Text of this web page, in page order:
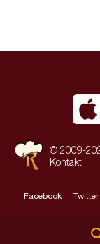
© 2009-
Kontakt
Facebook Twitter